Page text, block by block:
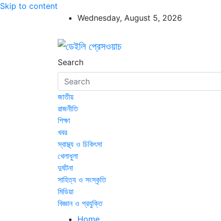
Skip to content
Wednesday, August 5, 2026
ডেইলি প্রেসওয়াচ
ডেইলি প্রেসওয়াচ মুক্তিযুদ্ধের চেতনায় উদ্বুদ্ধ
Search
জাতীয়
রাজনীতি
শিক্ষা
খবর
স্বাস্থ্য ও চিকিৎসা
খেলাধুলা
দুর্ঘটনা
সাহিত্য ও সংস্কৃতি
মিডিয়া
বিজ্ঞান ও প্রযুক্তি
Home